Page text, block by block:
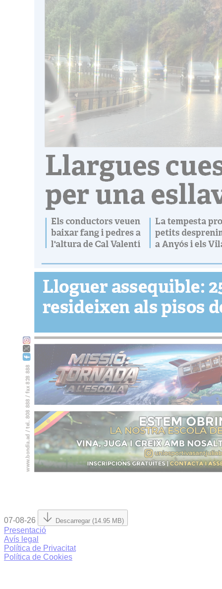
07-08-26 Descarregar (14.95 MB)
Presentació
Avís legal
Política de Privacitat
Política de Cookies